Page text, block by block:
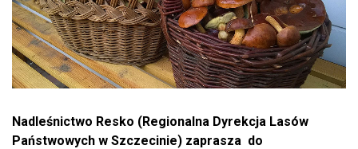
Nadleśnictwo Resko (Regionalna Dyrekcja Lasów
Państwowych w Szczecinie) zaprasza do